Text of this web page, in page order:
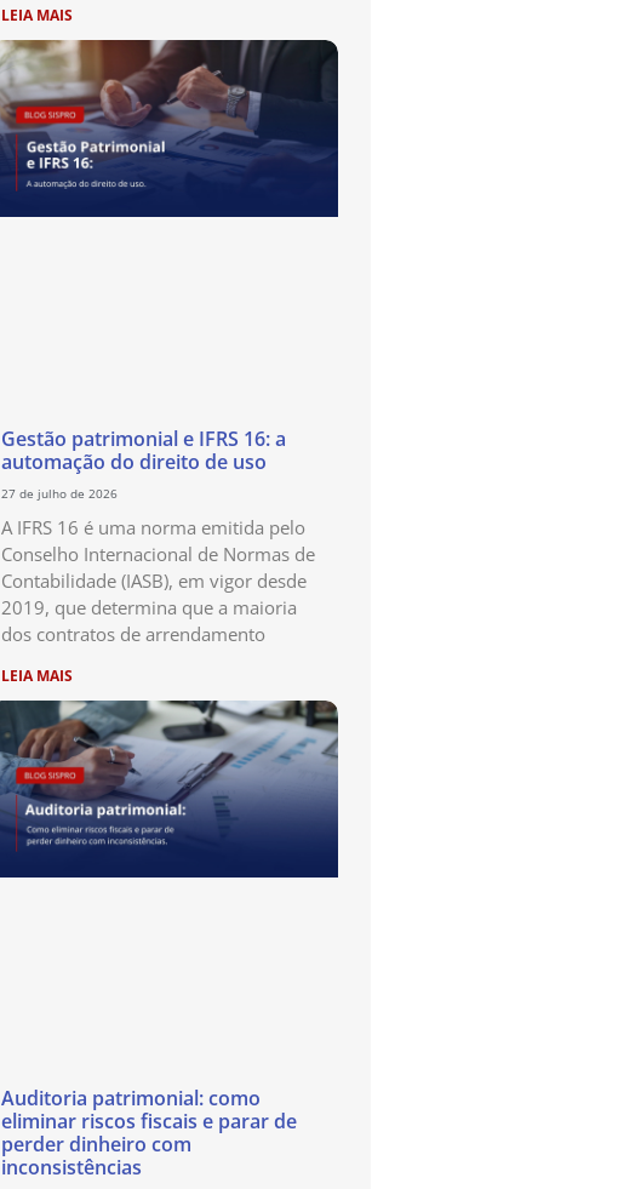
LEIA MAIS
Gestão patrimonial e IFRS 16: a
automação do direito de uso
27 de julho de 2026
A IFRS 16 é uma norma emitida pelo
Conselho Internacional de Normas de
Contabilidade (IASB), em vigor desde
2019, que determina que a maioria
dos contratos de arrendamento
LEIA MAIS
Auditoria patrimonial: como
eliminar riscos fiscais e parar de
perder dinheiro com
inconsistências